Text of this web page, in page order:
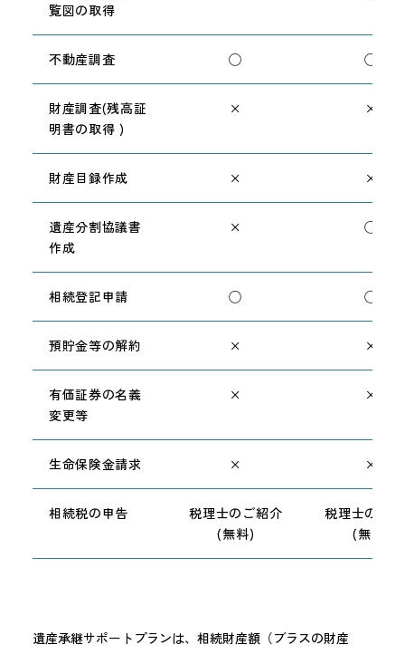
覧図の取得
不動産調査 ◯ ◯
財産調査(残高証
明書の取得 )
× ×
財産目録作成 × ×
遺産分割協議書
作成
× ◯
相続登記申請 ◯ ◯
預貯金等の解約 × ×
有価証券の名義
変更等
× ×
生命保険金請求 × ×
相続税の申告
税理士のご紹介
(無料)
税理士のご
(無料)
遺産承継サポートプランは、相続財産額（ブラスの財産